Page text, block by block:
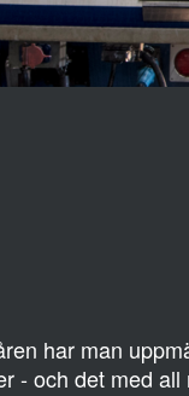
har man
- och det med all